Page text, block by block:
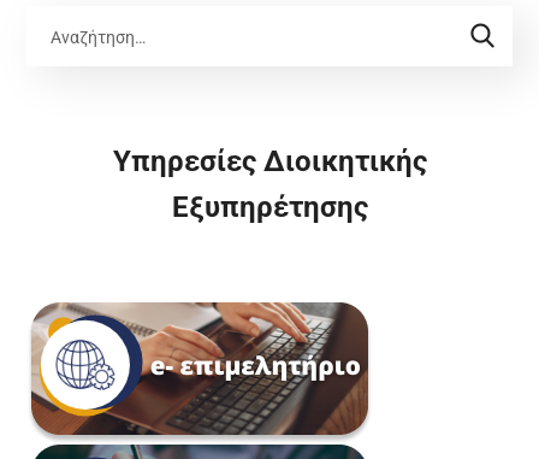
Υπηρεσίες Διοικητικής
Εξυπηρέτησης